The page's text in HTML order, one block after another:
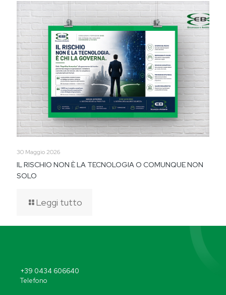
30 Maggio 2026
IL RISCHIO NON È LA TECNOLOGIA O COMUNQUE NON
SOLO
Leggi tutto
+39 0434 606640
Telefono